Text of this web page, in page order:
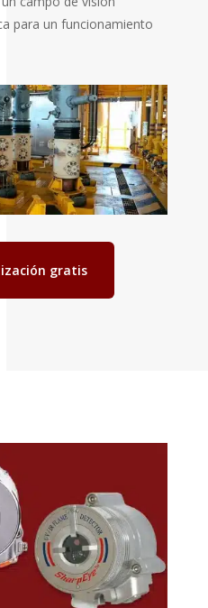
para un funcionamiento
gratis